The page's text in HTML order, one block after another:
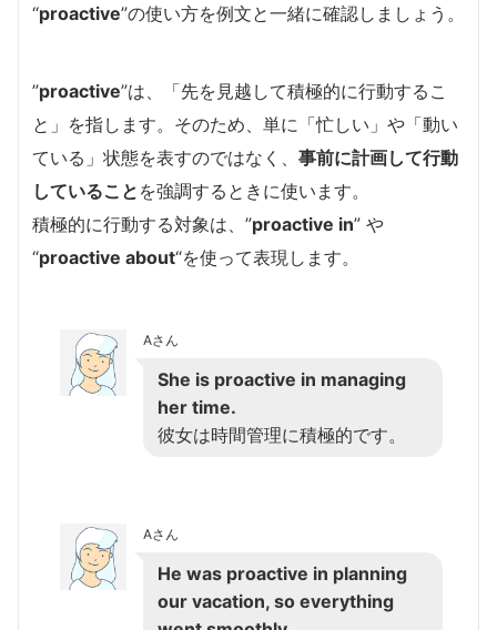
“proactive”の使い方を例文と一緒に確認しましょう。
”proactive”は、「先を見越して積極的に行動するこ
と」を指します。そのため、単に「忙しい」や「動い
ている」状態を表すのではなく、 事前に計画して行動
していること を強調するときに使います。
積極的に行動する対象は、”proactive in” や
“proactive about“を使って表現します。
Aさん
She is proactive in managing
her time.
彼女は時間管理に積極的です。
Aさん
He was proactive in planning
our vacation, so everything